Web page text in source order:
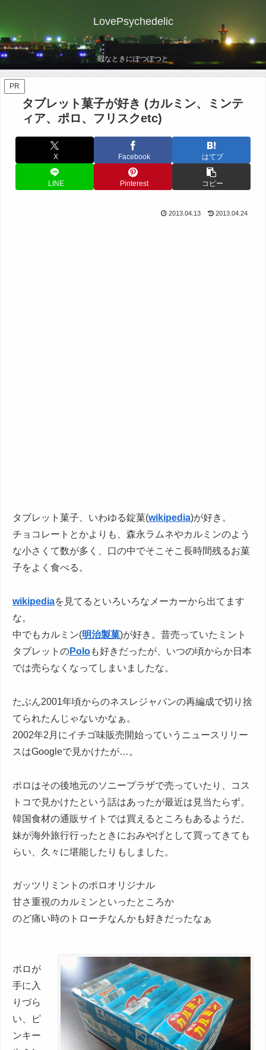
LovePsychedelic
暇なときにぽつぽつと
PR
タブレット菓子が好き (カルミン、ミンテ
ィア、ポロ、フリスクetc)
X Facebook はてブ
LINE Pinterest コピー
2013.04.13 2013.04.24
タブレット菓子、いわゆる錠菓(wikipedia)が好き。
チョコレートとかよりも、森永ラムネやカルミンのよう
な小さくて数が多く、口の中でそこそこ長時間残るお菓
子をよく食べる。
wikipediaを見てるといろいろなメーカーから出てます
な。
中でもカルミン(明治製菓)が好き。昔売っていたミント
タブレットのPoloも好きだったが、いつの頃からか日本
では売らなくなってしまいましたな。
たぶん2001年頃からのネスレジャパンの再編成で切り捨
てられたんじゃないかなぁ。
2002年2月にイチゴ味販売開始っていうニュースリリー
スはGoogleで見かけたが…。
ポロはその後地元のソニープラザで売っていたり、コス
トコで見かけたという話はあったが最近は見当たらず。
韓国食材の通販サイトでは買えるところもあるようだ。
妹が海外旅行行ったときにおみやげとして買ってきても
らい、久々に堪能したりもしました。
ガッツリミントのポロオリジナル
甘さ重視のカルミンといったところか
のど痛い時のトローチなんかも好きだったなぁ
ポロが
手に入
りづら
い、ピ
ンキー